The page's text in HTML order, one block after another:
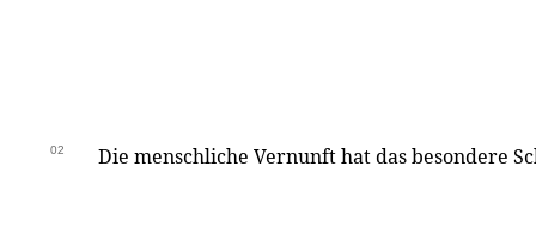
02 Die menschliche Vernunft hat das besondere